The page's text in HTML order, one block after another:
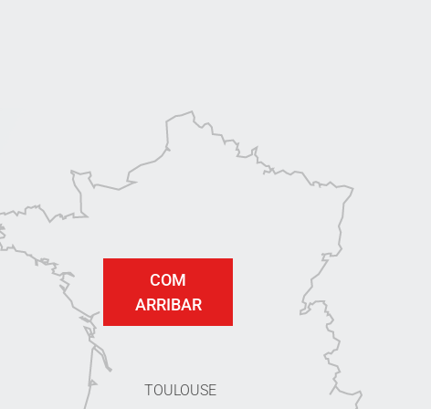
TOULOUSE
COM
ARRIBAR